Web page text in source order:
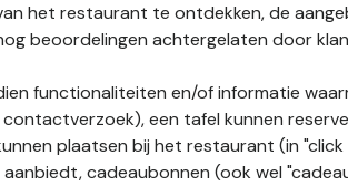
het restaurant te ontdekken, de
beoordelingen achtergelaten door
functionaliteiten en/of informatie
een tafel kunnen
plaatsen bij het restaurant (in
aanbiedt, cadeaubonnen (ook wel